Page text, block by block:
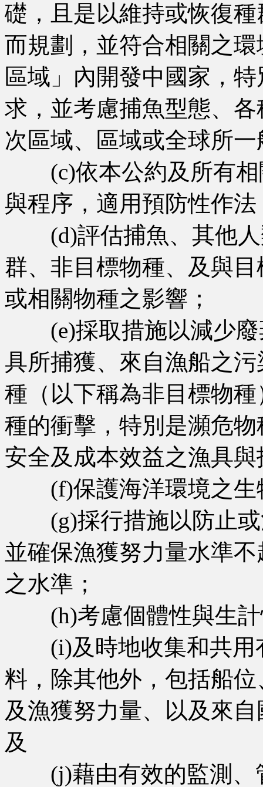
礎，且是以維持或恢復
而規劃，並符合相關之
區域」內開發中國家，
求，並考慮捕魚型態、
次區域、區域或全球所
(c)依本公約及所有相
與程序，適用預防性作法
(d)評估捕魚、其他人
群、非目標物種、及與
或相關物種之影響；
(e)採取措施以減少廢
具所捕獲、來自漁船之
種（以下稱為非目標物
種的衝擊，特別是瀕危
安全及成本效益之漁具
(f)保護海洋環境之生
(g)採行措施以防止或
並確保漁獲努力量水準
之水準；
(h)考慮個體性與生計
(i)及時地收集和共用
料，除其他外，包括船
及漁獲努力量、以及來
及
(j)藉由有效的監測、